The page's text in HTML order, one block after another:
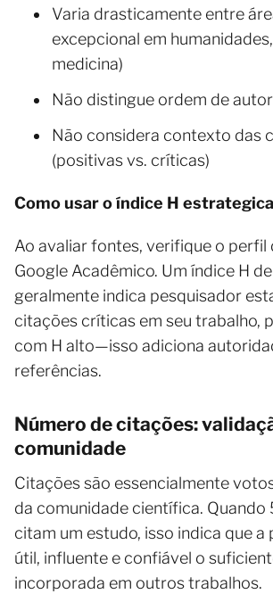
Varia drasticamente entre
excepcional em
medicina)
Não distingue ordem de
Não considera contexto das
(positivas vs. críticas)
Como usar o índice H
Ao avaliar fontes, verifique o perfil
Google Acadêmico. Um índice H
geralmente indica pesquisador
citações críticas em seu trabalho,
com H alto—isso adiciona
referências.
Número de citações:
comunidade
Citações são essencialmente
da comunidade científica.
citam um estudo, isso indica que a
útil, influente e confiável o
incorporada em outros trabalhos.